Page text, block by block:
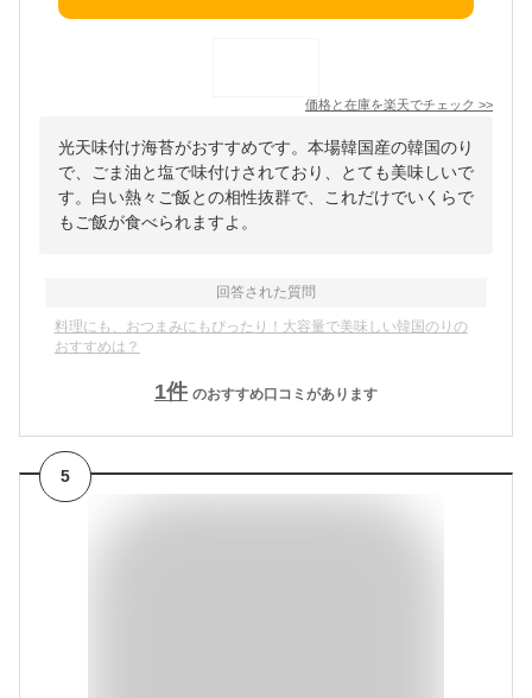
価格と在庫を楽天でチェック >>
光天味付け海苔がおすすめです。本場韓国産の韓国のり
で、ごま油と塩で味付けされており、とても美味しいで
す。白い熱々ご飯との相性抜群で、これだけでいくらで
もご飯が食べられますよ。
回答された質問
料理にも、おつまみにもぴったり！大容量で美味しい韓国のりの
おすすめは？
1件 のおすすめ口コミがあります
5